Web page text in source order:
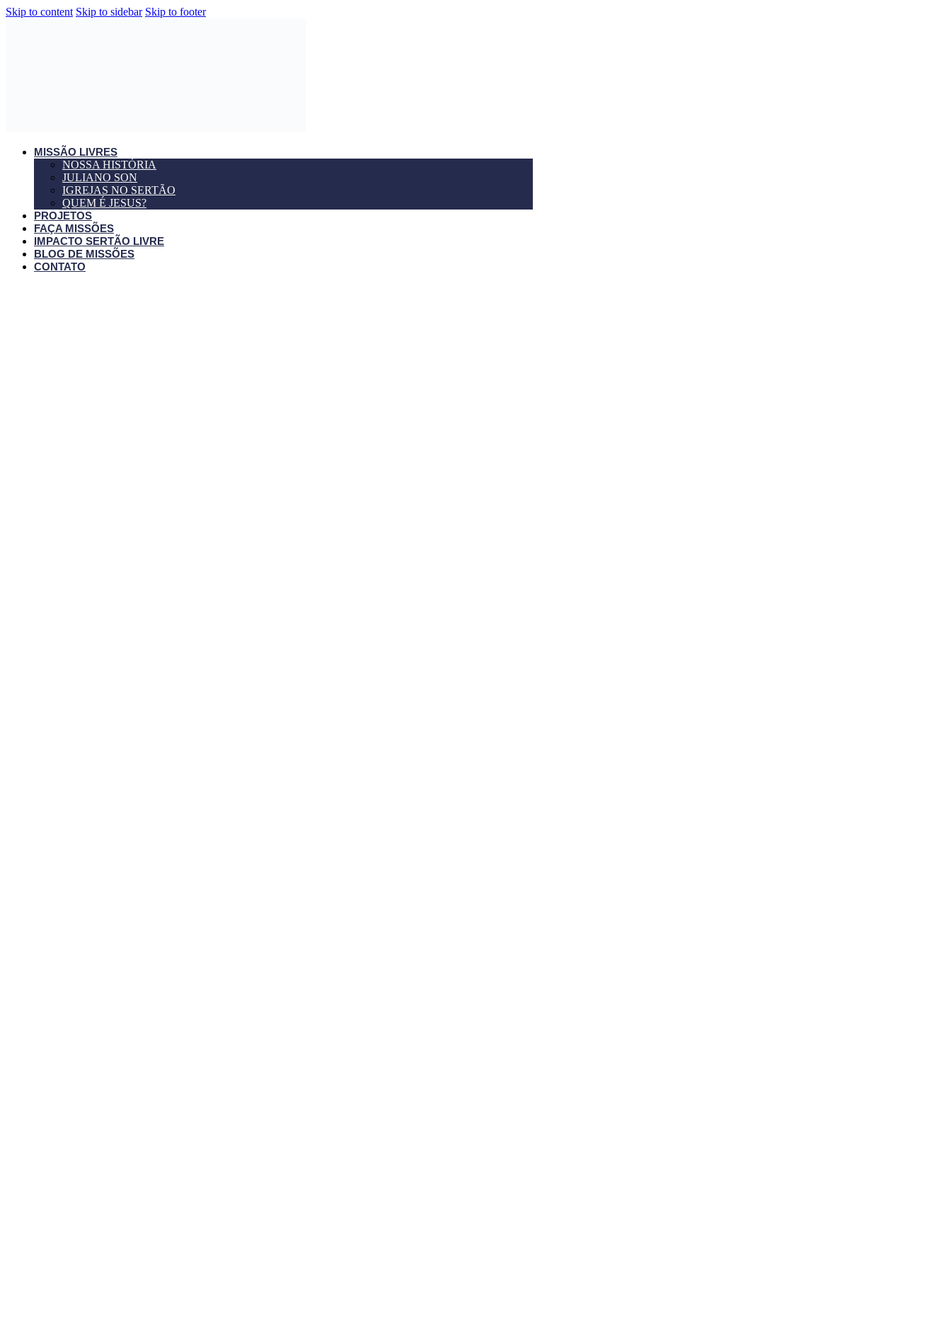
Skip to content Skip to sidebar Skip to footer
MISSÃO LIVRES
NOSSA HISTÓRIA
JULIANO SON
IGREJAS NO SERTÃO
QUEM É JESUS?
PROJETOS
FAÇA MISSÕES
IMPACTO SERTÃO LIVRE
BLOG DE MISSÕES
CONTATO